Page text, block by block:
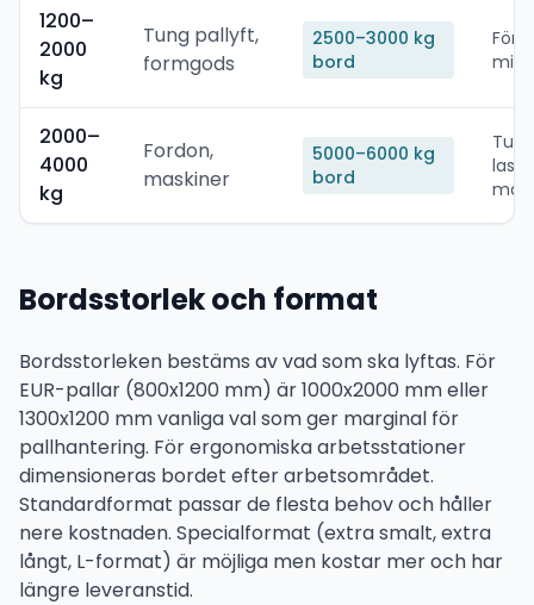
1200–
2000
kg
Tung pallyft,
formgods
2500–3000 kg
bord
2000–
4000
kg
Fordon,
maskiner
5000–6000 kg
bord
Bordsstorlek och format
Bordsstorleken bestäms av vad som ska lyftas. För
EUR-pallar (800x1200 mm) är 1000x2000 mm eller
1300x1200 mm vanliga val som ger marginal för
pallhantering. För ergonomiska arbetsstationer
dimensioneras bordet efter arbetsområdet.
Standardformat passar de flesta behov och håller
nere kostnaden. Specialformat (extra smalt, extra
långt, L-format) är möjliga men kostar mer och har
längre leveranstid.